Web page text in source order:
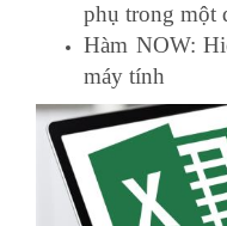
phụ trong một
Hàm NOW:
máy tính